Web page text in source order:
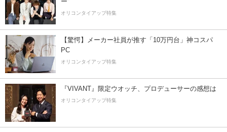
オリコンタイアップ特集
【驚愕】メーカー社員が推す「10万円台」神コスパ
PC
オリコンタイアップ特集
『VIVANT』限定ウオッチ、プロデューサーの感想は
オリコンタイアップ特集